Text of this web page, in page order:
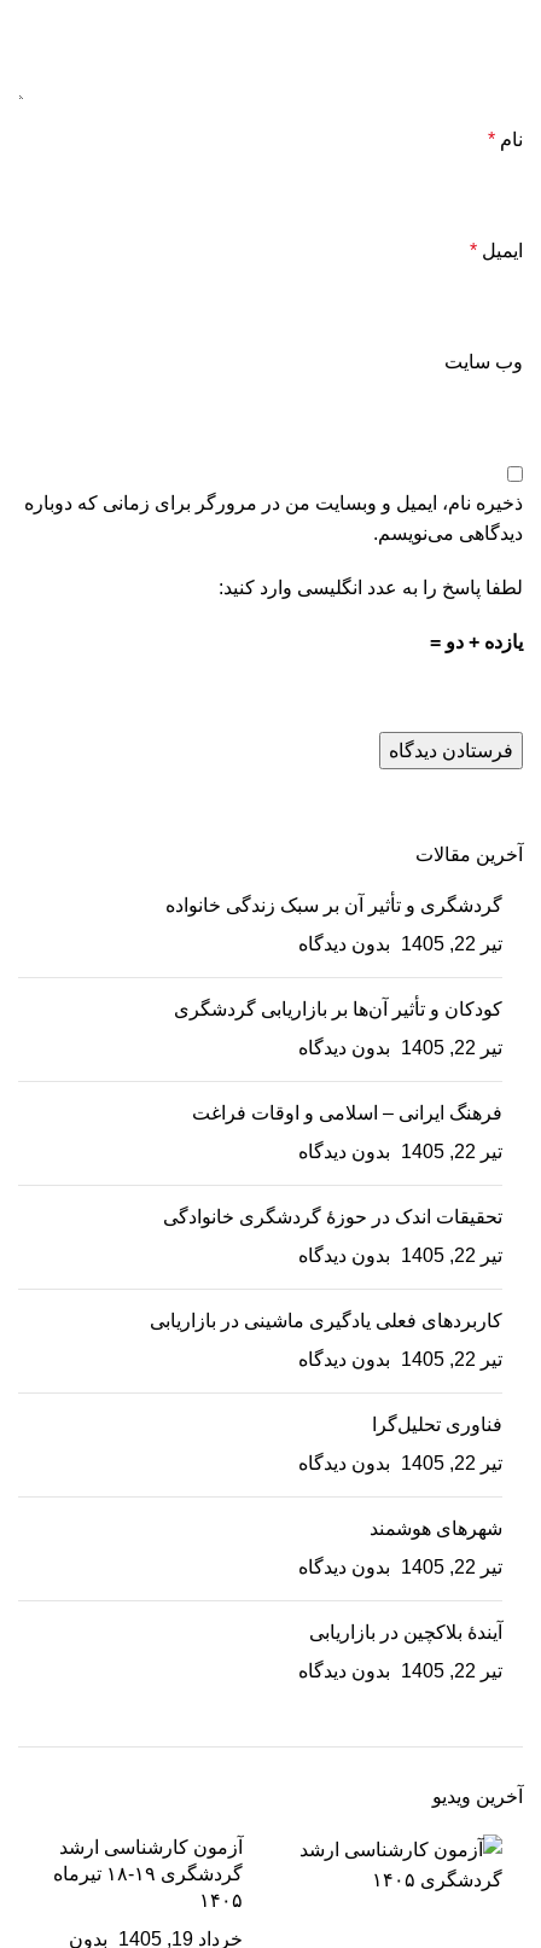
نام *
ایمیل *
وب‌ سایت
ذخیره نام، ایمیل و وبسایت من در مرورگر برای زمانی که دوباره
دیدگاهی می‌نویسم.
لطفا پاسخ را به عدد انگلیسی وارد کنید:
یازده + دو =
آخرین مقالات
گردشگری و تأثیر آن بر سبک زندگی خانواده
تیر 22, 1405
بدون دیدگاه
کودکان و تأثیر آن‌ها بر بازاریابی گردشگری
تیر 22, 1405
بدون دیدگاه
فرهنگ ایرانی – اسلامی و اوقات فراغت
تیر 22, 1405
بدون دیدگاه
تحقیقات اندک در حوزۀ گردشگری خانوادگی
تیر 22, 1405
بدون دیدگاه
کاربردهای فعلی یادگیری ماشینی در بازاریابی
تیر 22, 1405
بدون دیدگاه
فناوری تحلیل‌گرا
تیر 22, 1405
بدون دیدگاه
شهرهای هوشمند
تیر 22, 1405
بدون دیدگاه
آیندۀ بلاکچین در بازاریابی
تیر 22, 1405
بدون دیدگاه
آخرین ویدیو
آزمون کارشناسی ارشد
گردشگری ۱۹-۱۸ تیرماه
۱۴۰۵
خرداد 19, 1405
بدون